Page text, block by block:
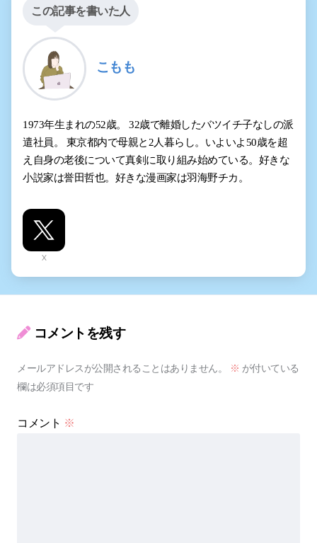
この記事を書いた人
こもも
1973年生まれの52歳。 32歳で離婚したバツイチ子なしの派
遣社員。 東京都内で母親と2人暮らし。いよいよ50歳を超
え自身の老後について真剣に取り組み始めている。好きな
小説家は誉田哲也。好きな漫画家は羽海野チカ。
X
コメントを残す
メールアドレスが公開されることはありません。 ※ が付いている
欄は必須項目です
コメント ※